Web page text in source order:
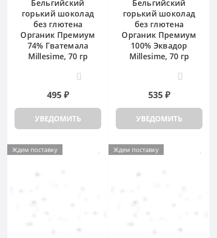
Бельгийский
горький шоколад
без глютена
Органик Премиум
74% Гватемала
Millesime, 70 гр
495 ₽
УВЕДОМИТЬ
Бельгийский
горький шоколад
без глютена
Органик Премиум
100% Эквадор
Millesime, 70 гр
535 ₽
УВЕДОМИТЬ
Ждем поставку Ждем поставку